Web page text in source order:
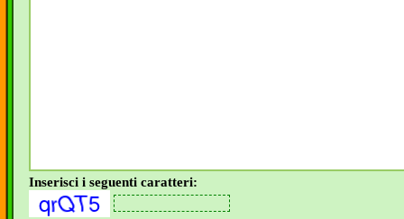
Inserisci i seguenti caratteri: